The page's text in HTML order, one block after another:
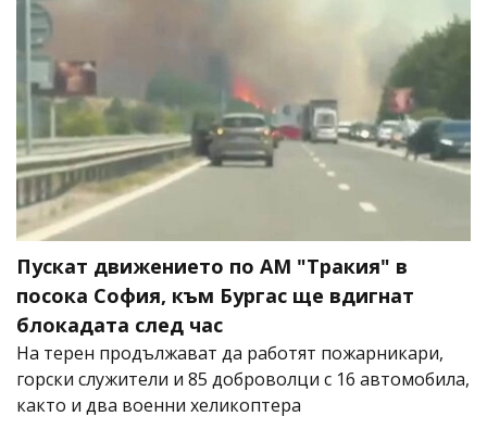
Пускат движението по АМ "Тракия" в
посока София, към Бургас ще вдигнат
блокадата след час
На терен продължават да работят пожарникари,
горски служители и 85 доброволци с 16 автомобила,
както и два военни хеликоптера